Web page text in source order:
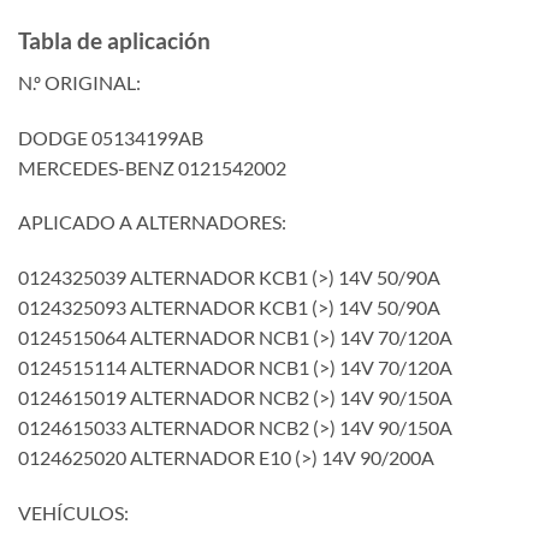
Tabla de aplicación
N.º ORIGINAL:
DODGE 05134199AB
MERCEDES-BENZ 0121542002
APLICADO A ALTERNADORES:
0124325039 ALTERNADOR KCB1 (>) 14V 50/90A
0124325093 ALTERNADOR KCB1 (>) 14V 50/90A
0124515064 ALTERNADOR NCB1 (>) 14V 70/120A
0124515114 ALTERNADOR NCB1 (>) 14V 70/120A
0124615019 ALTERNADOR NCB2 (>) 14V 90/150A
0124615033 ALTERNADOR NCB2 (>) 14V 90/150A
0124625020 ALTERNADOR E10 (>) 14V 90/200A
VEHÍCULOS: